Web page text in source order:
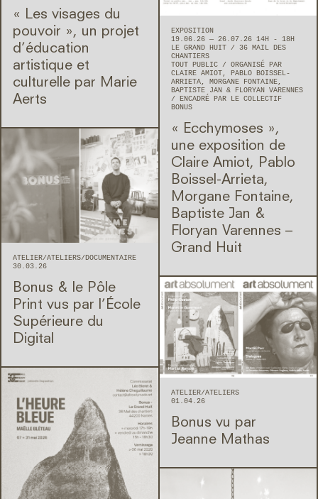
« Les visages du
pouvoir », un projet
d’éducation
artistique et
culturelle par Marie
Aerts
EXPOSITION
19.06.26 — 26.07.26 14H - 18H
LE GRAND HUIT
36 MAIL DES
CHANTIERS
TOUT PUBLIC
ORGANISÉ PAR
CLAIRE AMIOT, PABLO BOISSEL-
ARRIETA, MORGANE FONTAINE,
BAPTISTE JAN & FLORYAN VARENNES
ENCADRÉ PAR LE COLLECTIF
BONUS
« Ecchymoses »,
une exposition de
Claire Amiot, Pablo
Boissel-Arrieta,
Morgane Fontaine,
Baptiste Jan &
Floryan Varennes –
Grand Huit
ATELIER ATELIERS
DOCUMENTAIRE
30.03.26
Bonus & le Pôle
Print vus par l’École
Supérieure du
Digital
ATELIER ATELIERS
01.04.26
Bonus vu par
Jeanne Mathas